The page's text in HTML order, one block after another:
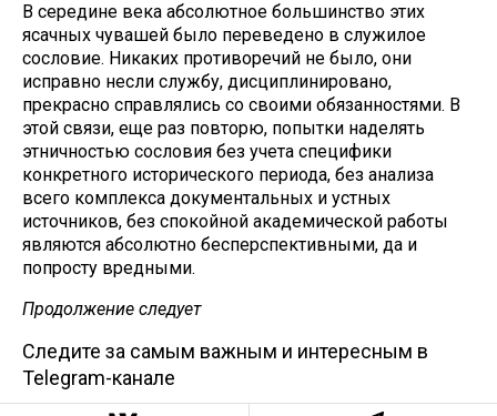
В середине века абсолютное большинство этих
ясачных чувашей было переведено в служилое
сословие. Никаких противоречий не было, они
исправно несли службу, дисциплинировано,
прекрасно справлялись со своими обязанностями. В
этой связи, еще раз повторю, попытки наделять
этничностью сословия без учета специфики
конкретного исторического периода, без анализа
всего комплекса документальных и устных
источников, без спокойной академической работы
являются абсолютно бесперспективными, да и
попросту вредными.
Продолжение следует
Следите за самым важным и интересным в
Telegram-канале